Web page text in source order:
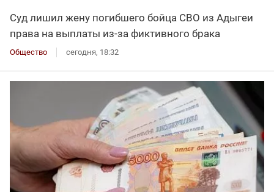
Суд лишил жену погибшего бойца СВО из Адыгеи
права на выплаты из-за фиктивного брака
Общество сегодня, 18:32